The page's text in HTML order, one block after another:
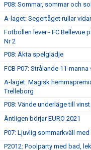
P08: Sommar, sommar och
A-laget: Segertåget rullar
Fotbollen lever - FC Bellevue
Nr 2
P08: Äkta spelglädje
FCB P07: Strålande 11-
A-laget: Magisk
Trelleborg
P08: Vände underläge till
Äntligen börjar EURO 2021
P07: Ljuvlig sommarkväll med
P2012: Poolparty med bad,